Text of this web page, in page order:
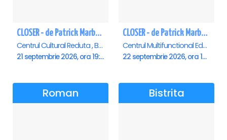
CLOSER - de Patrick Marber - Premiera - Brasov
Centrul Cultural Reduta , Brasov
21 septembrie 2026, ora 19:00
CLOSER - de Patrick Marber - Premiera - Constanta
Centrul Multifunctional Educativ pentru Tineret Jean Constantin, Constanta
22 septembrie 2026, ora 19:00
Roman Bistrita